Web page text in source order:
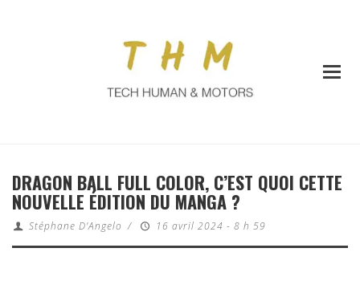
DRAGON BALL FULL COLOR, C’EST QUOI CETTE
NOUVELLE ÉDITION DU MANGA ?
Stéphane D'Angelo / 16 avril 2024 - 8 h 59